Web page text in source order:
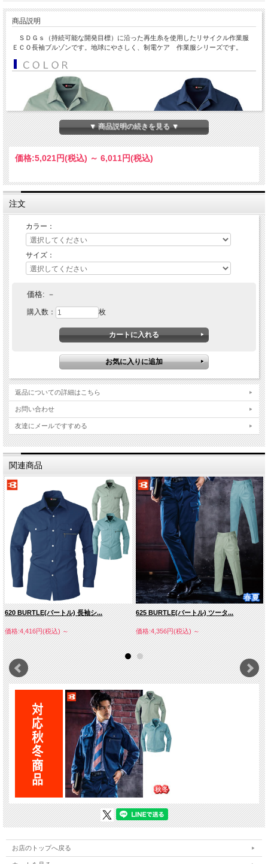
商品説明
ＳＤＧｓ（持続可能な開発目標）に沿った再生糸を使用したリサイクル作業服
ＥＣＯ長袖ブルゾンです。地球にやさしく、制電ケア 作業服シリーズです。
エコライトツイル
（ポリエステル６５％・綿３５％）
・リサイクル素材６５％使用
・制電ケア設計
▼ 商品説明の続きを見る ▼
価格:5,021円(税込) ～ 6,011円(税込)
注文
カラー：
サイズ：
価格: －
購入数： 枚
返品についての詳細はこちら
お問い合わせ
友達にメールですすめる
関連商品
620 BURTLE(バートル) 長袖シ...
価格:4,416円(税込)～
625 BURTLE(バートル) ツータ...
価格:4,356円(税込)～
お店のトップへ戻る